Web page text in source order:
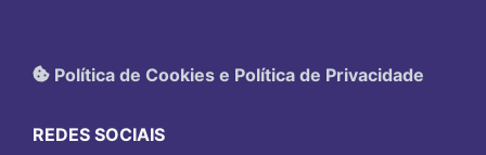
Política de Cookies e Política de Privacidade
REDES SOCIAIS